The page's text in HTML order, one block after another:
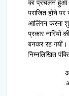
का प्रचलन हुआ
पराजित होने
आलिंगन करना
प्रकार नारियों
बनकर रह गयीं।
निम्नलिखित